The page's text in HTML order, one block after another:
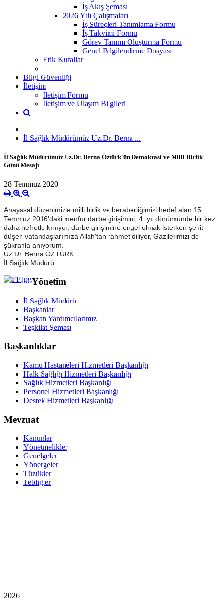
İş Akış Şeması
2026 Yılı Çalışmaları
İş Süreçleri Tanımlama Formu
İş Takvimi Formu
Görev Tanımı Oluşturma Formu
Genel Bilgilendirme Dosyası
Etik Kurallar
Bilgi Güvenliği
İletişim
İletişim Formu
İletişim ve Ulaşım Bilgileri
İl Sağlık Müdürümüz Uz.Dr. Berna ...
İl Sağlık Müdürümüz Uz.Dr. Berna Öztürk'ün Demokrasi ve Milli Birlik
Günü Mesajı
28 Temmuz 2020
Anayasal düzenimizle milli birlik ve beraberliğimizi hedef alan 15
Temmuz 2016'daki menfur darbe girişimini, 4. yıl dönümünde bir kez
daha nefretle kınıyor, darbe girişimine engel olmak isterken şehit
düşen vatandaşlarımıza Allah'tan rahmet diliyor, Gazilerimizi de
şükranla anıyorum.
Uz.Dr. Berna ÖZTÜRK
İl Sağlık Müdürü
Yönetim
İl Sağlık Müdürü
Başkanlar
Başkan Yardımcılarımız
Teşkilat Şeması
Başkanlıklar
Kamu Hastaneleri Hizmetleri Başkanlığı
Halk Sağlığı Hizmetleri Başkanlığı
Sağlık Hizmetleri Başkanlığı
Personel Hizmetleri Başkanlığı
Destek Hizmetleri Başkanlığı
Mevzuat
Kanunlar
Yönetmelikler
Genelgeler
Yönergeler
Tüzükler
Tebliğler
2026